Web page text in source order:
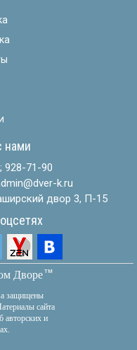
нами
; 928-71-90
k.ru
двор 3, П-15
Дворетм
защищены
сайта
и